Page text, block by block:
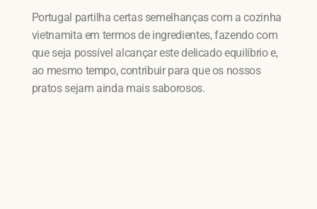
Portugal partilha certas semelhanças com a cozinha
vietnamita em termos de ingredientes, fazendo com
que seja possível alcançar este delicado equilíbrio e,
ao mesmo tempo, contribuir para que os nossos
pratos sejam ainda mais saborosos.